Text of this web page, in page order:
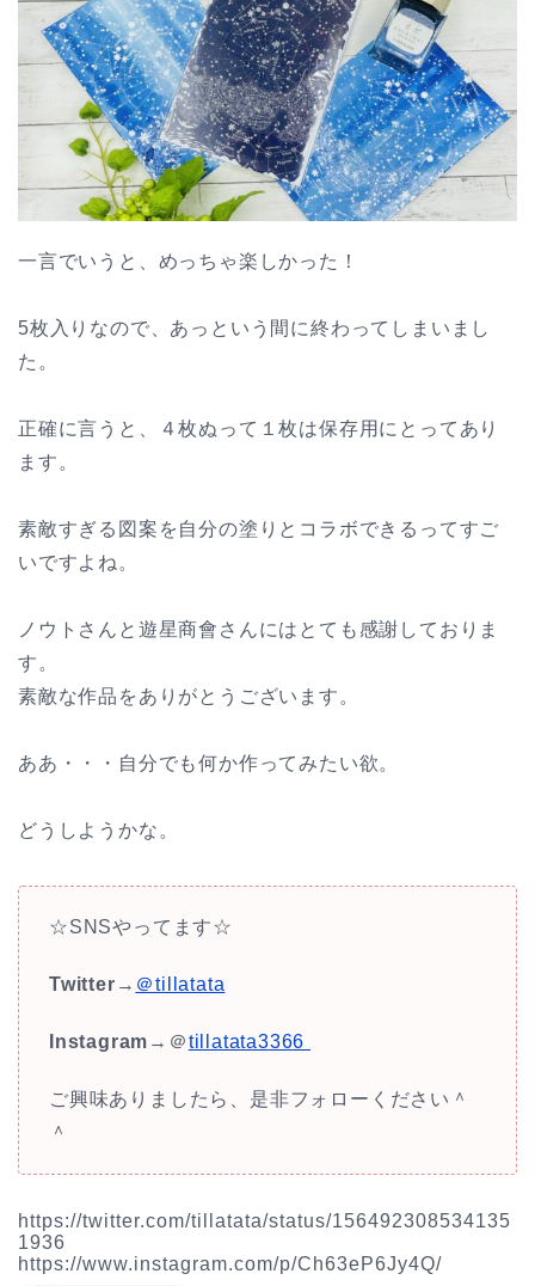
一言でいうと、めっちゃ楽しかった！
5枚入りなので、あっという間に終わってしまいまし
た。
正確に言うと、４枚ぬって１枚は保存用にとってあり
ます。
素敵すぎる図案を自分の塗りとコラボできるってすご
いですよね。
ノウトさんと遊星商會さんにはとても感謝しておりま
す。
素敵な作品をありがとうございます。
ああ・・・自分でも何か作ってみたい欲。
どうしようかな。
☆SNSやってます☆
Twitter → ＠tillatata
Instagram →＠tillatata3366
ご興味ありましたら、是非フォローください＾
＾
https://twitter.com/tillatata/status/156492308534135
1936
https://www.instagram.com/p/Ch63eP6Jy4Q/